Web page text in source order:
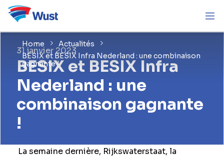
Home
Actualités
BESIX et BESIX Infra Nederland : une combinaison
gagnante !
31 janvier 2023
BESIX et BESIX Infra
Nederland : une
combinaison gagnante
!
La semaine dernière, Rijkswaterstaat, la